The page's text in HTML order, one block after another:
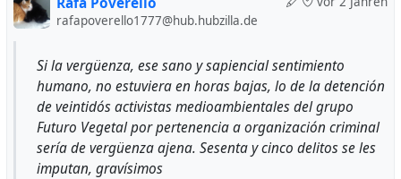
rafapoverello1777@hub.hubzilla.de
Si la vergüenza, ese sano y sapiencial sentimiento
humano, no estuviera en horas bajas, lo de la detención
de veintidós activistas medioambientales del grupo
Futuro Vegetal por pertenencia a organización criminal
sería de vergüenza ajena. Sesenta y cinco delitos se les
imputan, gravísimos